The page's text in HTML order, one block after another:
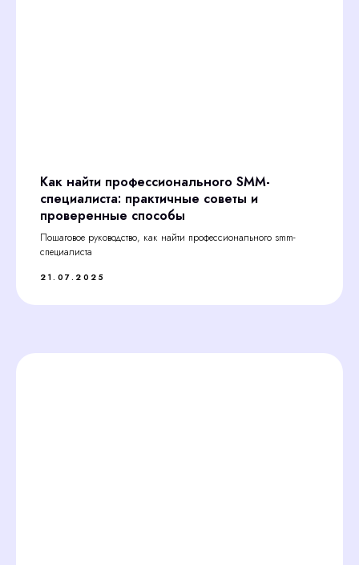
Как найти профессионального SMM-
специалиста: практичные советы и
проверенные способы
Пошаговое руководство, как найти профессионального smm-
специалиста
21.07.2025